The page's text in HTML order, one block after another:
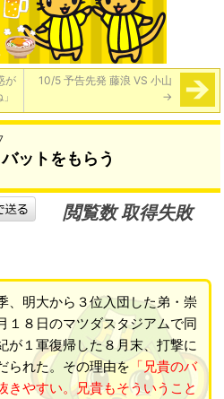
が
10/5 予告先発 藤浪 VS 小山
→
ットをもらう
閲覧数 取得失敗
、明大から３位入団した弟・崇
１８日のマツダスタジアムで同
が１軍復帰した８月末、打撃に
られた。その理由を 「兄貴のバ
きやすい。兄貴もそういうこと